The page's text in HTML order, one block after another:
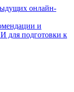
онлайн-
и
для подготовки к